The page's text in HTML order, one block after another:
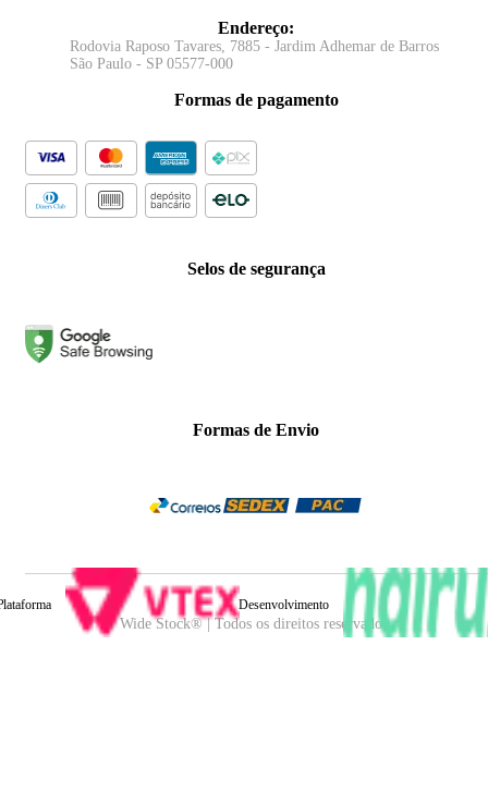
Endereço:
Rodovia Raposo Tavares, 7885 - Jardim Adhemar de Barros
São Paulo - SP 05577-000
Formas de pagamento
Selos de segurança
Formas de Envio
Wide Stock® | Todos os direitos reservados.
Desenvolvimento